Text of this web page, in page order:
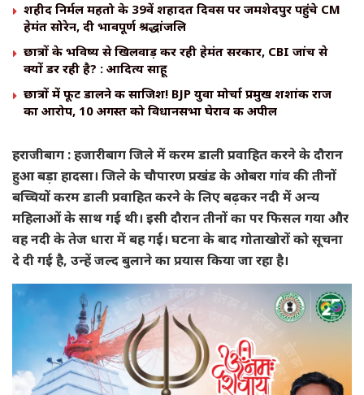
शहीद निर्मल महतो के 39वें शहादत दिवस पर जमशेदपुर पहुंचे CM
हेमंत सोरेन, दी भावपूर्ण श्रद्धांजलि
छात्रों के भविष्य से खिलवाड़ कर रही हेमंत सरकार, CBI जांच से
क्यों डर रही है? : आदित्य साहू
छात्रों में फूट डालने की साजिश! BJP युवा मोर्चा प्रमुख शशांक राज
का आरोप, 10 अगस्त को विधानसभा घेराव की अपील
हराजीबाग : हजारीबाग जिले में करम डाली प्रवाहित करने के दौरान
हुआ बड़ा हादसा। जिले के चौपारण प्रखंड के ओबरा गांव की तीनों
बच्चियों करम डाली प्रवाहित करने के लिए बढ़कर नदी में अन्य
महिलाओं के साथ गई थी। इसी दौरान तीनों का पर फिसल गया और
वह नदी के तेज धारा में बह गई। घटना के बाद गोताखोरों को सूचना
दे दी गई है, उन्हें जल्द बुलाने का प्रयास किया जा रहा है।